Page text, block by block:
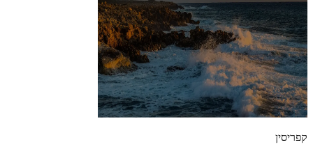
קפריסין